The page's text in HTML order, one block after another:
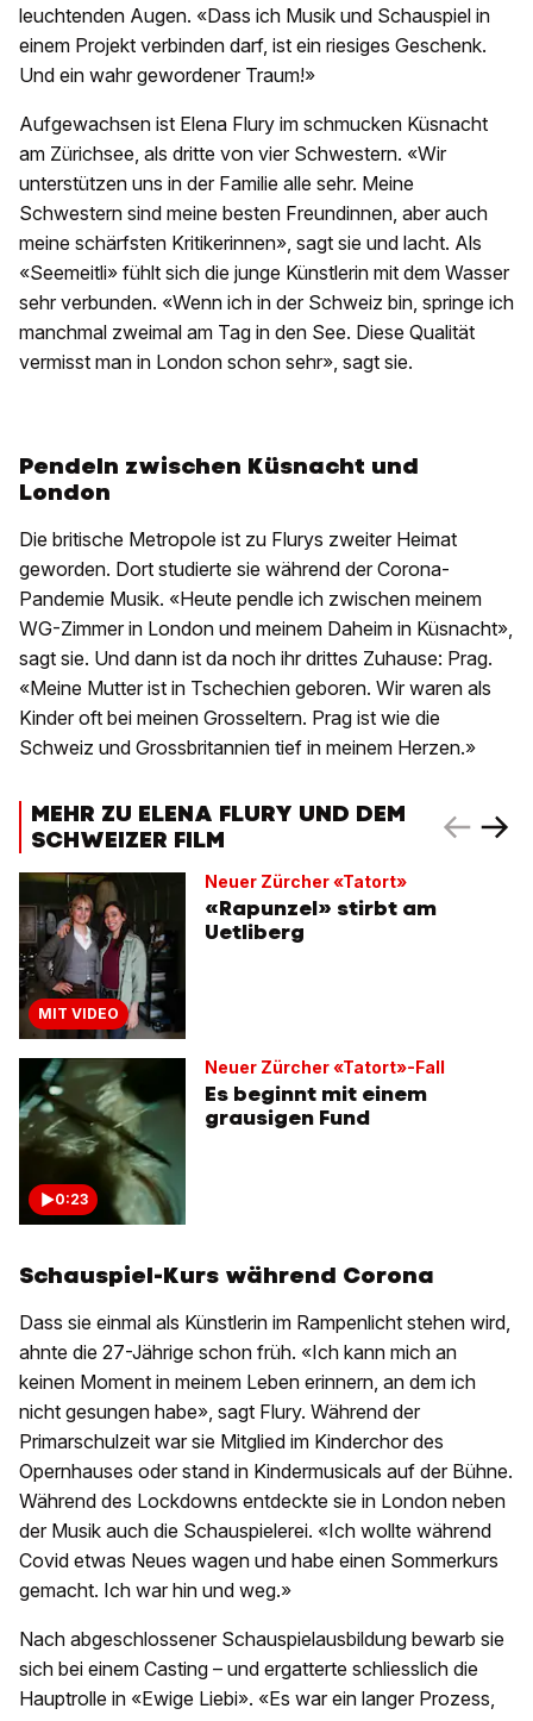
leuchtenden Augen. «Dass ich Musik und Schauspiel in
einem Projekt verbinden darf, ist ein riesiges Geschenk.
Und ein wahr gewordener Traum!»
Aufgewachsen ist Elena Flury im schmucken Küsnacht
am Zürichsee, als dritte von vier Schwestern. «Wir
unterstützen uns in der Familie alle sehr. Meine
Schwestern sind meine besten Freundinnen, aber auch
meine schärfsten Kritikerinnen», sagt sie und lacht. Als
«Seemeitli» fühlt sich die junge Künstlerin mit dem Wasser
sehr verbunden. «Wenn ich in der Schweiz bin, springe ich
manchmal zweimal am Tag in den See. Diese Qualität
vermisst man in London schon sehr», sagt sie.
Pendeln zwischen Küsnacht und
London
Die britische Metropole ist zu Flurys zweiter Heimat
geworden. Dort studierte sie während der Corona-
Pandemie Musik. «Heute pendle ich zwischen meinem
WG-Zimmer in London und meinem Daheim in Küsnacht»,
sagt sie. Und dann ist da noch ihr drittes Zuhause: Prag.
«Meine Mutter ist in Tschechien geboren. Wir waren als
Kinder oft bei meinen Grosseltern. Prag ist wie die
Schweiz und Grossbritannien tief in meinem Herzen.»
MEHR ZU ELENA FLURY UND DEM
SCHWEIZER FILM
MIT VIDEO
Neuer Zürcher «Tatort»
«Rapunzel» stirbt am
Uetliberg
0:23
Neuer Zürcher «Tatort»-Fall
Es beginnt mit einem
grausigen Fund
Schauspiel-Kurs während Corona
Dass sie einmal als Künstlerin im Rampenlicht stehen wird,
ahnte die 27-Jährige schon früh. «Ich kann mich an
keinen Moment in meinem Leben erinnern, an dem ich
nicht gesungen habe», sagt Flury. Während der
Primarschulzeit war sie Mitglied im Kinderchor des
Opernhauses oder stand in Kindermusicals auf der Bühne.
Während des Lockdowns entdeckte sie in London neben
der Musik auch die Schauspielerei. «Ich wollte während
Covid etwas Neues wagen und habe einen Sommerkurs
gemacht. Ich war hin und weg.»
Nach abgeschlossener Schauspielausbildung bewarb sie
sich bei einem Casting – und ergatterte schliesslich die
Hauptrolle in «Ewige Liebi». «Es war ein langer Prozess,